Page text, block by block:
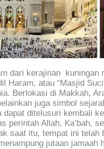
dari kerajinan kuningan
Haram, atau “Masjid
Berlokasi di Makkah,
juga simbol
dapat ditelusuri kembali
perintah Allah, Ka’bah,
saat itu, tempat ini telah
jutaan jamaah